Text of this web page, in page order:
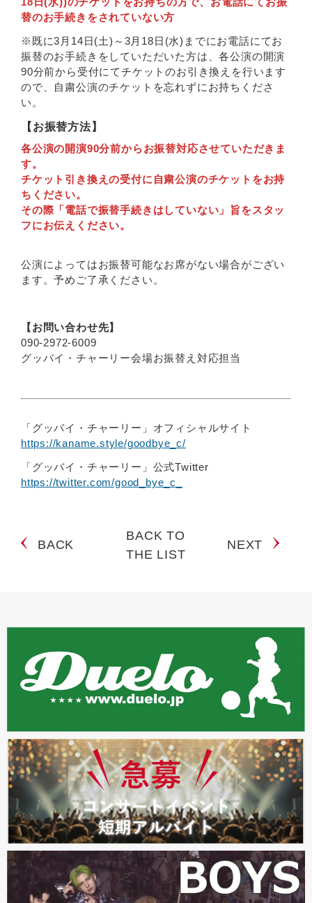
替のお手続きをされていない方
※既に3月14日(土)～3月18日(水)までにお電話にてお
振替のお手続きをしていただいた方は、各公演の開演
90分前から受付にてチケットのお引き換えを行います
ので、自粛公演のチケットを忘れずにお持ちくださ
い。
【お振替方法】
各公演の開演90分前からお振替対応させていただきま
す。
チケット引き換えの受付に自粛公演のチケットをお持
ちください。
その際「電話で振替手続きはしていない」旨をスタッ
フにお伝えください。
公演によってはお振替可能なお席がない場合がござい
ます。予めご了承ください。
【お問い合わせ先】
090-2972-6009
グッバイ・チャーリー会場お振替え対応担当
「グッバイ・チャーリー」オフィシャルサイト
https://kaname.style/goodbye_c/
「グッバイ・チャーリー」公式Twitter
https://twitter.com/good_bye_c_
BACK
BACK TO
THE LIST
NEXT